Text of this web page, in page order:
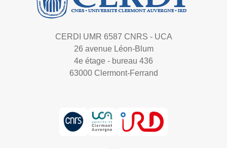
CERDI UMR 6587 CNRS - UCA
26 avenue Léon-Blum
4e étage - bureau 436
63000 Clermont-Ferrand